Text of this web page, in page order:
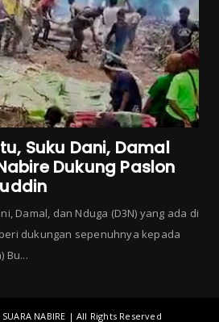
Suku Dani, Damal
Dukung Paslon
Damal, dan Nduga (D3N) yang ada di
dukungan sepenuhnya kepada
Bu...
NABIRE | All Rights Reserved